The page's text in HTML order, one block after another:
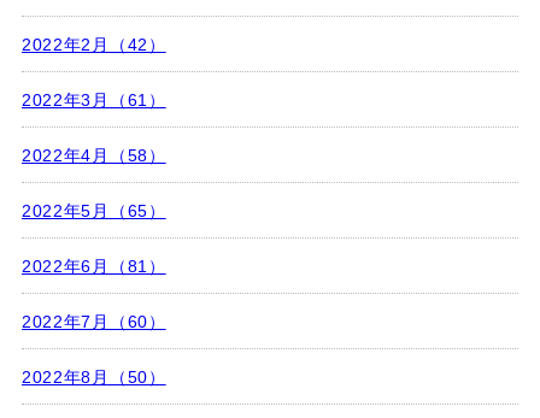
2022年2月（42）
2022年3月（61）
2022年4月（58）
2022年5月（65）
2022年6月（81）
2022年7月（60）
2022年8月（50）